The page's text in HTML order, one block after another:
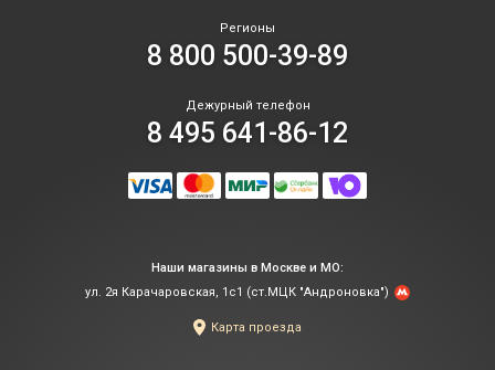
Регионы
8 800 500-39-89
Дежурный телефон
8 495 641-86-12
Наши магазины в Москве и МО:
ул. 2я Карачаровская, 1с1 (ст.МЦК "Андроновка")
Карта проезда